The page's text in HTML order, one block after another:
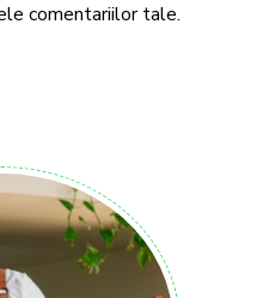
comentariilor tale.